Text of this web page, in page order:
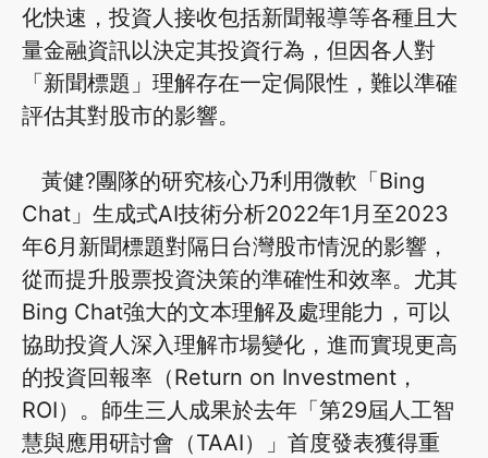
化快速，投資人接收包括新聞報導等各種且大
量金融資訊以決定其投資行為，但因各人對
「新聞標題」理解存在一定侷限性，難以準確
評估其對股市的影響。
黃健?團隊的研究核心乃利用微軟「Bing
Chat」生成式AI技術分析2022年1月至2023
年6月新聞標題對隔日台灣股市情況的影響，
從而提升股票投資決策的準確性和效率。尤其
Bing Chat強大的文本理解及處理能力，可以
協助投資人深入理解市場變化，進而實現更高
的投資回報率（Return on Investment，
ROI）。師生三人成果於去年「第29屆人工智
慧與應用研討會（TAAI）」首度發表獲得重